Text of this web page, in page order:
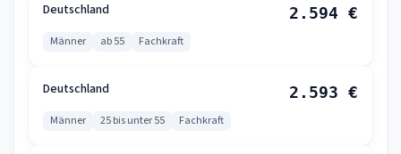
Deutschland 2.594 €
Männer ab 55 Fachkraft
Deutschland 2.593 €
Männer 25 bis unter 55 Fachkraft